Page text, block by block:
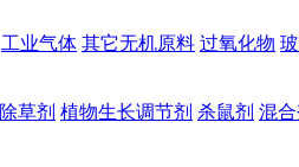
工业气体 其它无机原料 过氧化物
除草剂 植物生长调节剂 杀鼠剂 混